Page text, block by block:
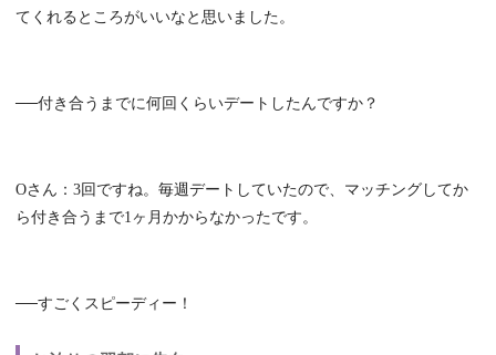
てくれるところがいいなと思いました。
──付き合うまでに何回くらいデートしたんですか？
Oさん：3回ですね。毎週デートしていたので、マッチングしてか
ら付き合うまで1ヶ月かからなかったです。
──すごくスピーディー！